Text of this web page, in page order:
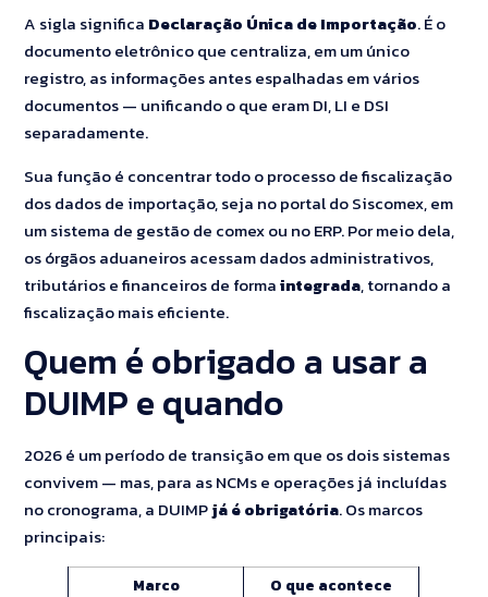
A sigla significa Declaração Única de Importação. É o
documento eletrônico que centraliza, em um único
registro, as informações antes espalhadas em vários
documentos — unificando o que eram DI, LI e DSI
separadamente.
Sua função é concentrar todo o processo de fiscalização
dos dados de importação, seja no portal do Siscomex, em
um sistema de gestão de comex ou no ERP. Por meio dela,
os órgãos aduaneiros acessam dados administrativos,
tributários e financeiros de formaintegrada, tornando a
fiscalização mais eficiente.
Quem é obrigado a usar a
DUIMP e quando
2026 é um período de transição em que os dois sistemas
convivem — mas, para as NCMs e operações já incluídas
no cronograma, a DUIMPjá é obrigatória. Os marcos
principais:
Marco
O que acontece